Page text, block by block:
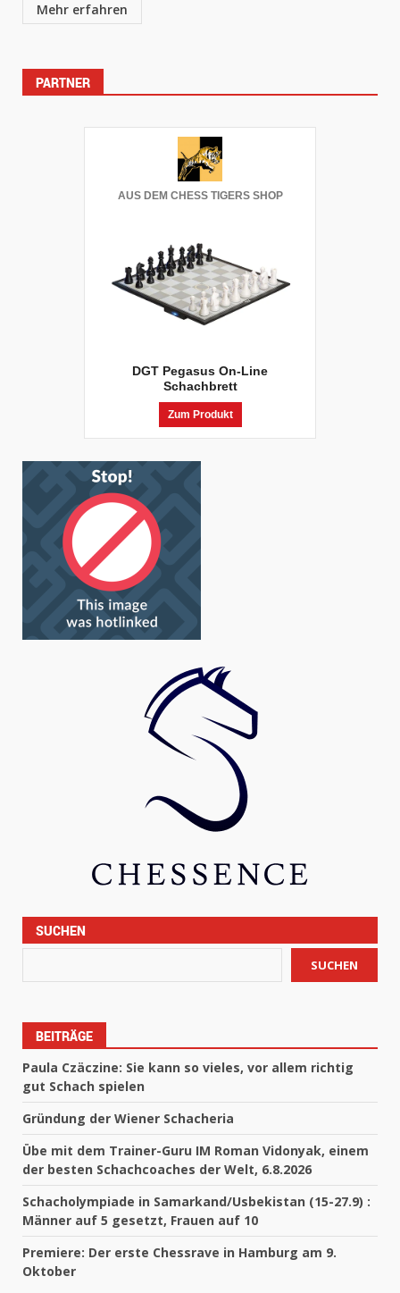
Mehr erfahren
PARTNER
AUS DEM CHESS TIGERS SHOP
DGT Pegasus On-Line
Schachbrett
Zum Produkt
SUCHEN
SUCHEN
BEITRÄGE
Paula Czäczine: Sie kann so vieles, vor allem richtig
gut Schach spielen
Gründung der Wiener Schacheria
Übe mit dem Trainer-Guru IM Roman Vidonyak, einem
der besten Schachcoaches der Welt, 6.8.2026
Schacholympiade in Samarkand/Usbekistan (15-27.9) :
Männer auf 5 gesetzt, Frauen auf 10
Premiere: Der erste Chessrave in Hamburg am 9.
Oktober